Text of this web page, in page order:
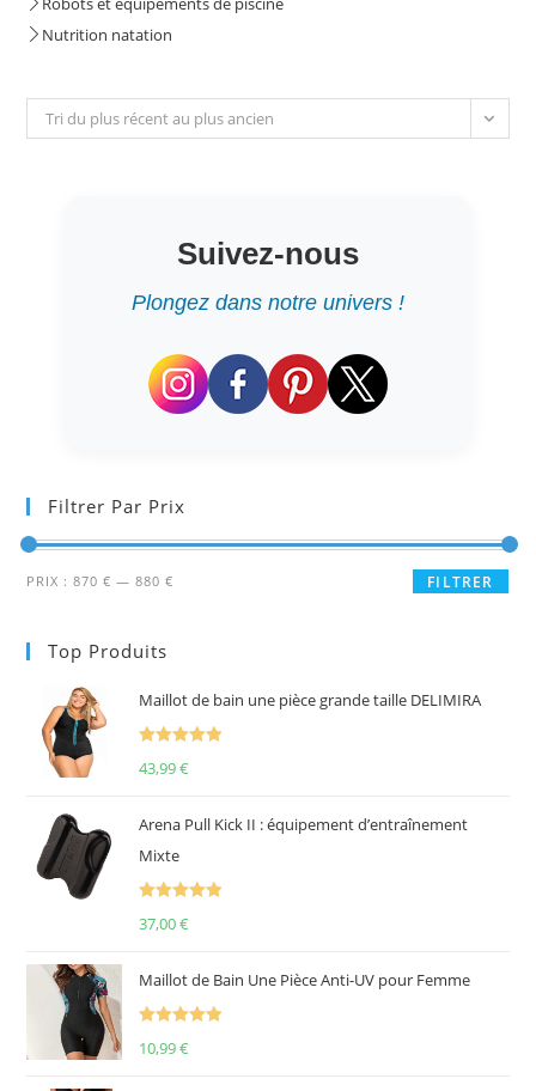
Nutrition natation
Tri du plus récent au plus ancien
Suivez-nous
Plongez dans notre univers !
Filtrer Par Prix
Prix
Prix
FILTRER
PRIX :870 € —880 €
Top Produits
Maillot de bain une pièce grande taille DELIMIRA
43,99€
Arena Pull Kick II : équipement d’entraînement
Mixte
37,00€
Maillot de Bain Une Pièce Anti-UV pour Femme
10,99€